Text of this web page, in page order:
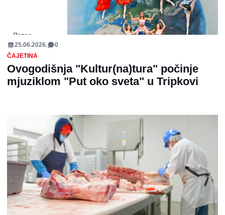
25.06.2026.
0
ČAJETINA
Ovogodišnja "Kultur(na)tura" počinje
mjuziklom "Put oko sveta" u Tripkovi
ČAJETINA